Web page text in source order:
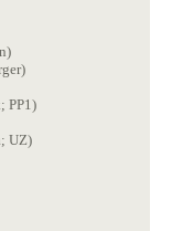
PP1)
UZ)